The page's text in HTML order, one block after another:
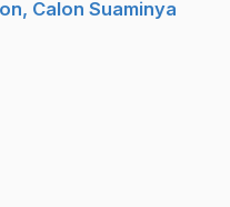
Calon Suaminya